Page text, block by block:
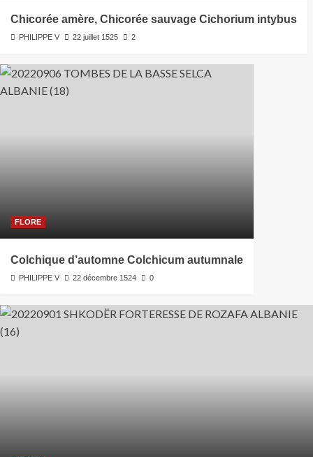
Chicorée amère, Chicorée sauvage Cichorium intybus
PHILIPPE V 22 juillet 1525 2
FLORE
Colchique d’automne Colchicum autumnale
PHILIPPE V 22 décembre 1524 0